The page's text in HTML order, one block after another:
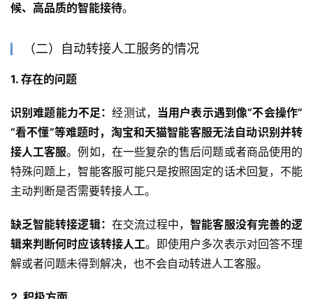
候、高品质的智能接待。
（二）自动转接人工服务的情况
1. 存在的问题
识别难题能力不足：经测试， 当用户表示遇到像“不会操作”
“看不懂”等难题时，淘宝和天猫智能客服无法自动识别并转
接人工客服。例如，在一些复杂的售后问题或者商品使用的
特殊问题上，智能客服可能只是按照固定的话术回复，不能
主动判断是否需要转接人工。
缺乏智能转接逻辑： 在交流过程中，智能客服没有完善的逻
辑来判断何时应该转接人工。即使用户多次表示对回答不理
解或者问题未得到解决，也不会自动转进人工客服。